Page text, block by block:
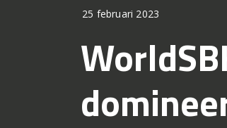
25 februari 2023